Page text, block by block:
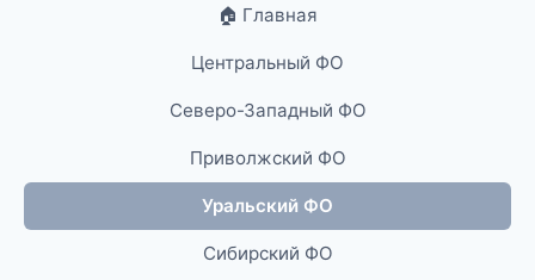
🏠 Главная
Центральный ФО
Северо-Западный ФО
Приволжский ФО
Уральский ФО
Сибирский ФО